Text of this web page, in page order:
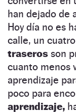
han dejado de
Hoy día no es
calle, un
traseros son
cuanto menos
aprendizaje
poco para
aprendizaje,